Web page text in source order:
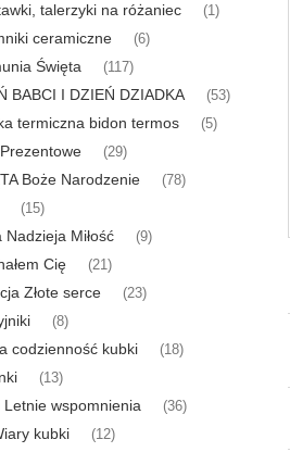
talerzyki na różaniec (1)
ceramiczne (6)
Święta (117)
BABCI I DZIEŃ DZIADKA (53)
termiczna bidon termos (5)
(29)
Boże Narodzenie (78)
(15)
Nadzieja Miłość (9)
Cię (21)
Złote serce (23)
(8)
codzienność kubki (18)
(13)
Letnie wspomnienia (36)
kubki (12)